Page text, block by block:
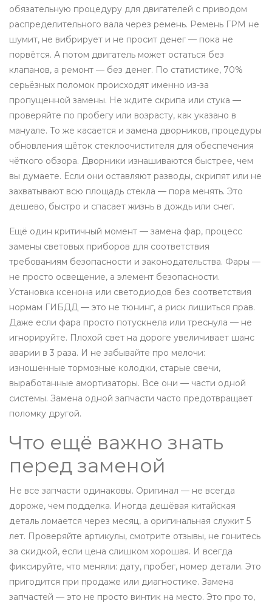
обязательную процедуру для двигателей с приводом
распределительного вала через ремень. Ремень ГРМ не
шумит, не вибрирует и не просит денег — пока не
порвётся. А потом двигатель может остаться без
клапанов, а ремонт — без денег. По статистике, 70%
серьёзных поломок происходят именно из-за
пропущенной замены. Не ждите скрипа или стука —
проверяйте по пробегу или возрасту, как указано в
мануале. То же касается и замена дворников, процедуры
обновления щёток стеклоочистителя для обеспечения
чёткого обзора. Дворники изнашиваются быстрее, чем
вы думаете. Если они оставляют разводы, скрипят или не
захватывают всю площадь стекла — пора менять. Это
дешево, быстро и спасает жизнь в дождь или снег.
Ещё один критичный момент — замена фар, процесс
замены световых приборов для соответствия
требованиям безопасности и законодательства. Фары —
не просто освещение, а элемент безопасности.
Установка ксенона или светодиодов без соответствия
нормам ГИБДД — это не тюнинг, а риск лишиться прав.
Даже если фара просто потускнела или треснула — не
игнорируйте. Плохой свет на дороге увеличивает шанс
аварии в 3 раза. И не забывайте про мелочи:
изношенные тормозные колодки, старые свечи,
выработанные амортизаторы. Все они — части одной
системы. Замена одной запчасти часто предотвращает
поломку другой.
Что ещё важно знать
перед заменой
Не все запчасти одинаковы. Оригинал — не всегда
дороже, чем подделка. Иногда дешёвая китайская
деталь ломается через месяц, а оригинальная служит 5
лет. Проверяйте артикулы, смотрите отзывы, не гонитесь
за скидкой, если цена слишком хорошая. И всегда
фиксируйте, что меняли: дату, пробег, номер детали. Это
пригодится при продаже или диагностике. Замена
запчастей — это не просто винтик на место. Это про то,